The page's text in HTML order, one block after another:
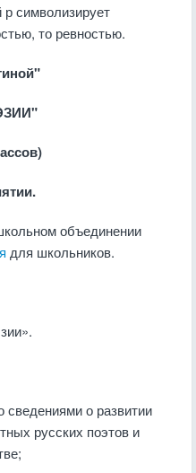
символизирует
то ревностью.
объединении
для школьников.
о развитии
русских поэтов и